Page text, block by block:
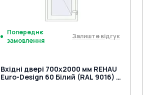
Попереднє
замовлення
Залиште відгук
Вхідні двері 700x2000 мм REHAU
Euro-Design 60 Білий (RAL 9016) з